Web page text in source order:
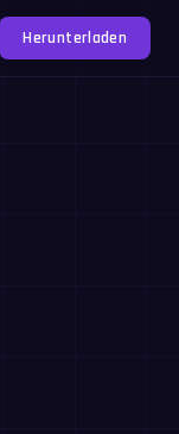
Herunterladen